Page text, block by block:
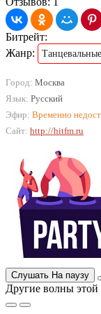
Битрейт:
Жанр:
Город: Москва
Язык: Русский
Эфир: Временно
Сайт: http://hitfm.ru
Слушать На паузу
Другие волны этой